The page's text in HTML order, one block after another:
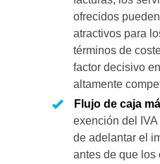
ofrecidos
atractivos para
términos de
factor decisivo
altamente
Flujo de caja
exención del
de adelantar el
antes de que los